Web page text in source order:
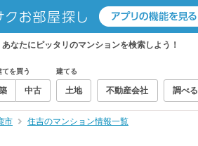
なたにピッタリのマンションを検索しよう！
てを買う
中古
建てる
土地 不動産会社 調べる
市 住吉のマンション情報一覧